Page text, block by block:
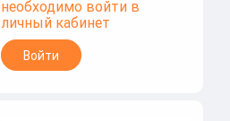
необходимо войти в
личный кабинет
Войти